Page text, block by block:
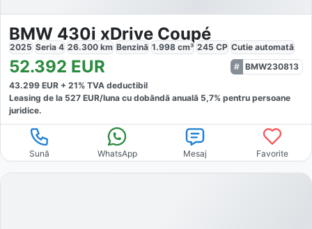
BMW 430i xDrive Coupé
2025 Seria 4 26.300 km Benzină 1.998 cm³ 245 CP Cutie automată
52.392 EUR
BMW230813
43.299 EUR + 21% TVA deductibil
Leasing de la 527 EUR/luna cu dobăndă anuală 5,7% pentru persoane
juridice.
Sună WhatsApp Mesaj Favorite